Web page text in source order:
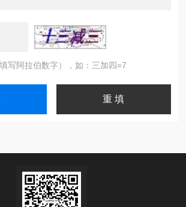
写阿拉伯数字），如：三加四=7